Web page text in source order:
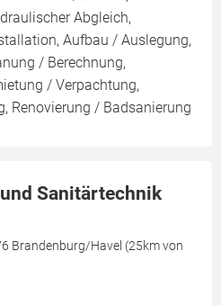
Abgleich,
Aufbau / Auslegung,
/ Berechnung,
/ Verpachtung,
Renovierung / Badsanierung
Sanitärtechnik
Brandenburg/Havel (25km von